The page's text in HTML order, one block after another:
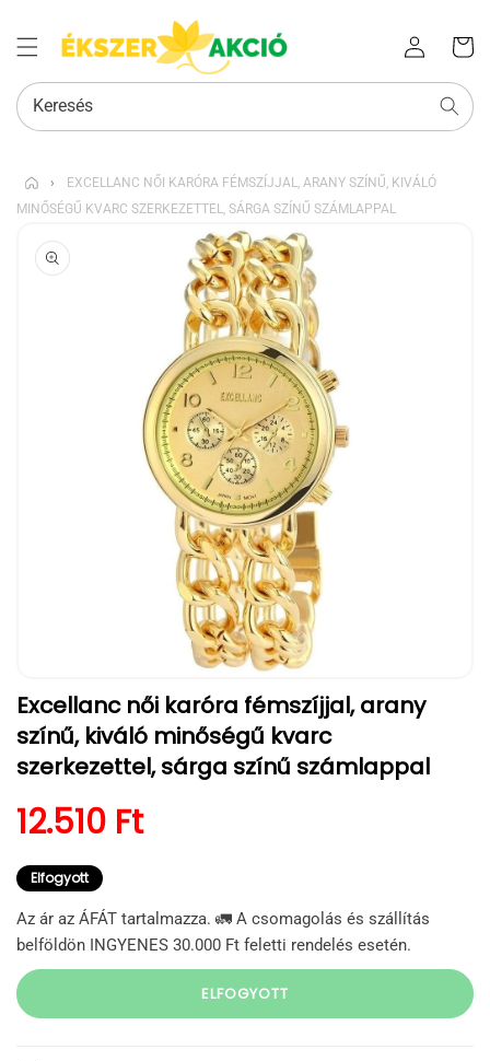
Bejelentkezés
kosara
Keresés
›
EXCELLANC NŐI KARÓRA FÉMSZÍJJAL, ARANY SZÍNŰ, KIVÁLÓ
MINŐSÉGŰ KVARC SZERKEZETTEL, SÁRGA SZÍNŰ SZÁMLAPPAL
UGRÁS A
TERMÉKADATOKRA
médiafájl
megnyitása
a
párbeszédpanelen
Excellanc női karóra fémszíjjal, arany
színű, kiváló minőségű kvarc
szerkezettel, sárga színű számlappal
Normál ár
12.510 Ft
Elfogyott
Az ár az ÁFÁT tartalmazza. 🚛 A csomagolás és szállítás
belföldön INGYENES 30.000 Ft feletti rendelés esetén.
ELFOGYOTT